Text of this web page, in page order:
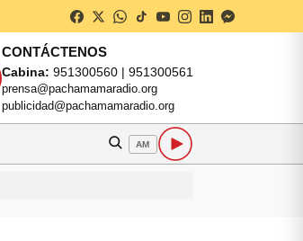
CONTÁCTENOS
Cabina: 951300560 | 951300561
prensa@pachamamaradio.org
publicidad@pachamamaradio.org
AM